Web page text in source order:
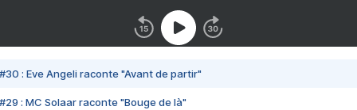
#30 : Eve Angeli raconte "Avant de partir"
#29 : MC Solaar raconte "Bouge de là"